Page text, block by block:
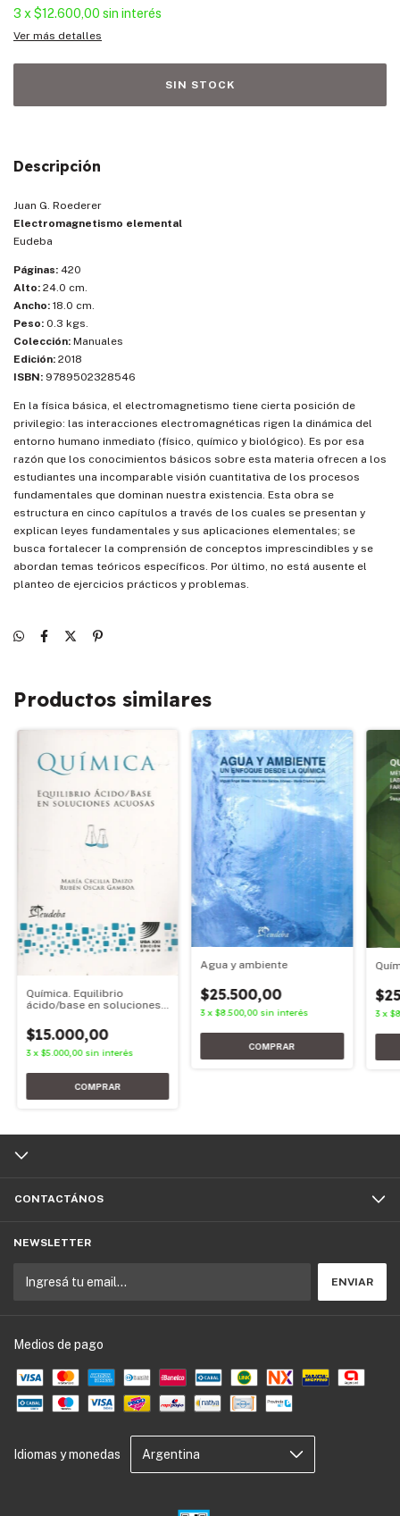
3 x $12.600,00 sin interés
Ver más detalles
Descripción
Juan G. Roederer
Electromagnetismo elemental
Eudeba
Páginas: 420
Alto: 24.0 cm.
Ancho: 18.0 cm.
Peso: 0.3 kgs.
Colección: Manuales
Edición: 2018
ISBN: 9789502328546
En la física básica, el electromagnetismo tiene cierta posición de
privilegio: las interacciones electromagnéticas rigen la dinámica del
entorno humano inmediato (físico, químico y biológico). Es por esa
razón que los conocimientos básicos sobre esta materia ofrecen a los
estudiantes una incomparable visión cuantitativa de los procesos
fundamentales que dominan nuestra existencia. Esta obra se
estructura en cinco capítulos a través de los cuales se presentan y
explican leyes fundamentales y sus aplicaciones elementales; se
busca fortalecer la comprensión de conceptos imprescindibles y se
abordan temas teóricos específicos. Por último, no está ausente el
planteo de ejercicios prácticos y problemas.
Productos similares
Química. Equilibrio
ácido/base en soluciones
$15.000,00
3 x $5.000,00 sin interés
Agua y ambiente
$25.500,00
3 x$8.500,00 sin interés 3 x
CONTACTÁNOS
NEWSLETTER
Medios de pago
Idiomas y monedas